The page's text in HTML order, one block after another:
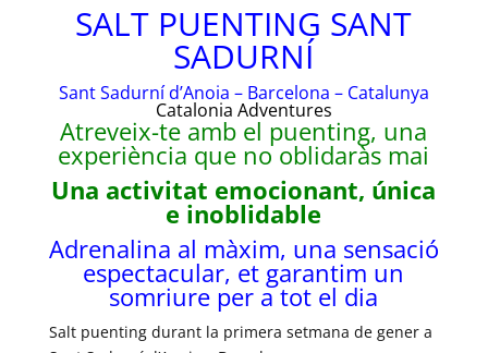
SALT PUENTING SANT
SADURNÍ
Sant Sadurní d’Anoia – Barcelona – Catalunya
Catalonia Adventures
Atreveix-te amb el puenting, una
experiència que no oblidaràs mai
Una activitat emocionant, única
e inoblidable
Adrenalina al màxim, una sensació
espectacular, et garantim un
somriure per a tot el dia
Salt puenting durant la primera setmana de gener a